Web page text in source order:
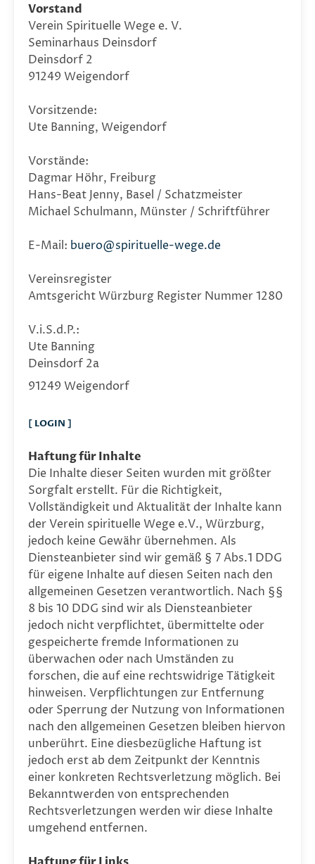
Vorstand
Verein Spirituelle Wege e. V.
Seminarhaus Deinsdorf
Deinsdorf 2
91249 Weigendorf
Vorsitzende:
Ute Banning, Weigendorf
Vorstände:
Dagmar Höhr, Freiburg
Hans-Beat Jenny, Basel / Schatzmeister
Michael Schulmann, Münster / Schriftführer
E-Mail: buero@spirituelle-wege.de
Vereinsregister
Amtsgericht Würzburg Register Nummer 1280
V.i.S.d.P.:
Ute Banning
Deinsdorf 2a
91249 Weigendorf
[ LOGIN ]
Haftung für Inhalte
Die Inhalte dieser Seiten wurden mit größter
Sorgfalt erstellt. Für die Richtigkeit,
Vollständigkeit und Aktualität der Inhalte kann
der Verein spirituelle Wege e.V., Würzburg,
jedoch keine Gewähr übernehmen. Als
Diensteanbieter sind wir gemäß § 7 Abs.1 DDG
für eigene Inhalte auf diesen Seiten nach den
allgemeinen Gesetzen verantwortlich. Nach §§
8 bis 10 DDG sind wir als Diensteanbieter
jedoch nicht verpflichtet, übermittelte oder
gespeicherte fremde Informationen zu
überwachen oder nach Umständen zu
forschen, die auf eine rechtswidrige Tätigkeit
hinweisen. Verpflichtungen zur Entfernung
oder Sperrung der Nutzung von Informationen
nach den allgemeinen Gesetzen bleiben hiervon
unberührt. Eine diesbezügliche Haftung ist
jedoch erst ab dem Zeitpunkt der Kenntnis
einer konkreten Rechtsverletzung möglich. Bei
Bekanntwerden von entsprechenden
Rechtsverletzungen werden wir diese Inhalte
umgehend entfernen.